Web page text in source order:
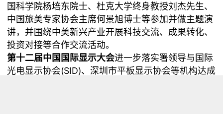
国科学院杨培东院士、杜克大学终身教授刘杰先生、
中国旅美专家协会主席何景旭博士等参加并做主题演
讲，并围绕中美新兴产业开展科技交流、成果转化、
投资对接等合作交流活动。
第十二届中国国际显示大会进一步落实署领导与国际
光电显示协会(SID)、深圳市平板显示协会等机构达成